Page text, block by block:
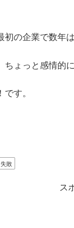
の企業で数年
ょっと感情的
す。
失敗
ス